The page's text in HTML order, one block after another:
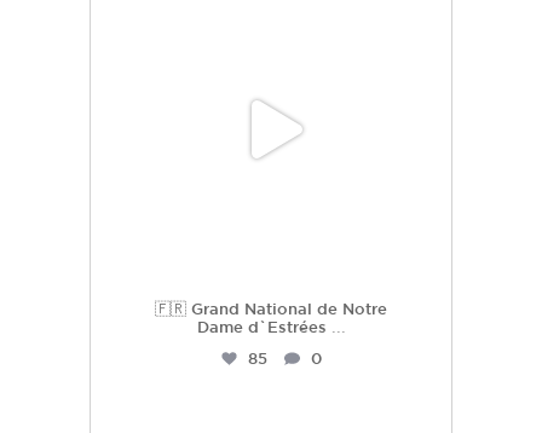
🇫🇷 Grand National de Notre
Dame d`Estrées
85
0